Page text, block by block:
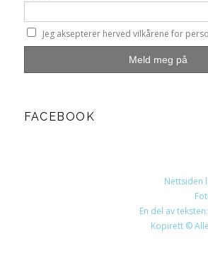
Jeg aksepterer herved vilkårene for
FACEBOOK
Nettsiden
En del av teksten:
Kopirett ©